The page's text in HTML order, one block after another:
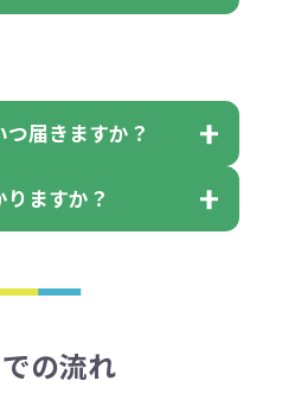
】
入力ください。
購入できる単位が決
入力すると、アラー
て数を調整してくだ
ついては送料着払い
より、対応が変わる
返却いただけない場
じめご了承くださ
品到着後7営業日以
の場合には、名入
版代が2倍必要で
ボリュームディスカ
はご確認ください。
ロード
はご確認ください。
ロード
いします。
たいしてん）
（振替口座）
モノベーション
届きますか？
ご入金確認後3営業
3週間となります。
もあります。
ますか？
ます。
の流れ